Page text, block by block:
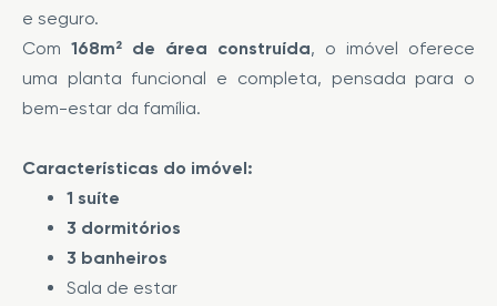
e seguro.
Com 168m² de área construída, o imóvel oferece
uma planta funcional e completa, pensada para o
bem-estar da família.
Características do imóvel:
1 suíte
3 dormitórios
3 banheiros
Sala de estar